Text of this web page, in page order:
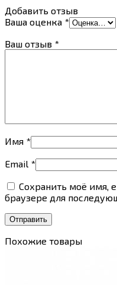
Добавить отзыв
Ваша оценка *
Ваш отзыв *
Имя *
Email *
Сохранить моё имя,
браузере для
Похожие товары